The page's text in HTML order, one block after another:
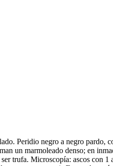
Peridio negro a negro
un marmoleado denso; en
trufa. Microscopía: ascos con